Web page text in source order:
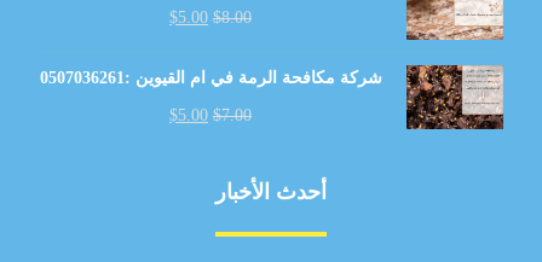
$8.00
$5.00
شركة مكافحة الرمة في ام القيوين :0507036261
$7.00
$5.00
أحدث الأخبار